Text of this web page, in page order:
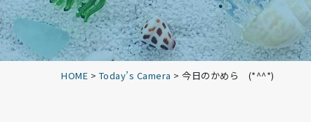
HOME > Today’s Camera > 今日のかめら (*^^*)